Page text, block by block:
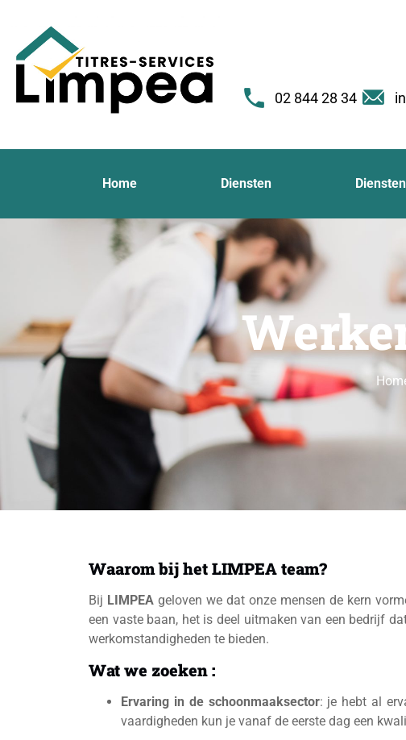
02 844 28 34
Home Diensten
Waarom bij het LIMPEA team?
Bij LIMPEA geloven we dat onze mensen de kern
een vaste baan, het is deel uitmaken van een bedrijf
werkomstandigheden te bieden.
Wat we zoeken :
Ervaring in de schoonmaaksector: je hebt al
vaardigheden kun je vanaf de eerste dag een